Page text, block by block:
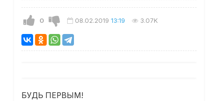
0 08.02.2019 13:19 3.07K
БУДЬ ПЕРВЫМ!